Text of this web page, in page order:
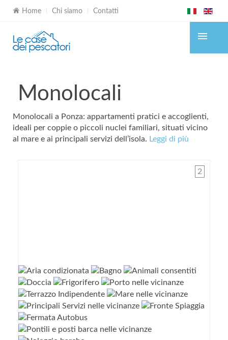
Home Chi siamo Contatti
Monolocali
Monolocali a Ponza: appartamenti pratici e accoglienti,
ideali per coppie o piccoli nuclei familiari, situati vicino
al mare e ai principali servizi dell’isola. Leggi di più
2